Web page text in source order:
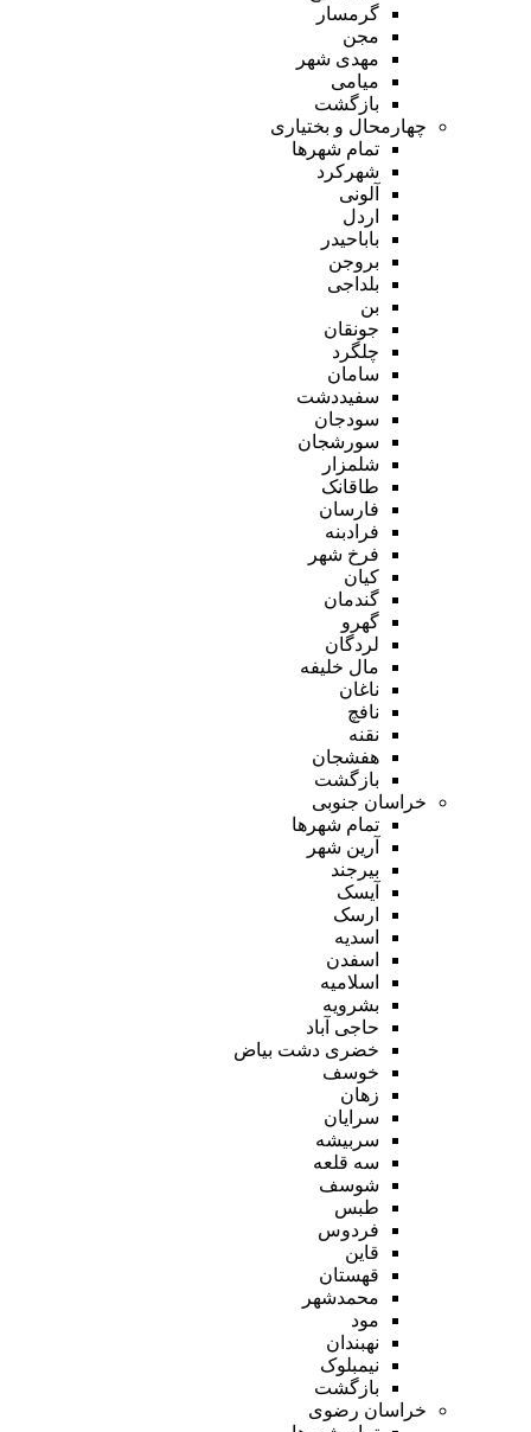
گرمسار
مجن
مهدی شهر
میامی
بازگشت
چهارمحال و بختیاری
تمام شهر‌ها
شهرکرد
آلونی
اردل
باباحیدر
بروجن
بلداجی
بن
جونقان
چلگرد
سامان
سفیددشت
سودجان
سورشجان
شلمزار
طاقانک
فارسان
فرادبنه
فرخ شهر
کیان
گندمان
گهرو
لردگان
مال خلیفه
ناغان
نافچ
نقنه
هفشجان
بازگشت
خراسان جنوبی
تمام شهر‌ها
آرین شهر
بیرجند
آیسک
ارسک
اسدیه
اسفدن
اسلامیه
بشرویه
حاجی آباد
خضری دشت بیاض
خوسف
زهان
سرایان
سربیشه
سه قلعه
شوسف
طبس
فردوس
قاین
قهستان
محمدشهر
مود
نهبندان
نیمبلوک
بازگشت
خراسان رضوی